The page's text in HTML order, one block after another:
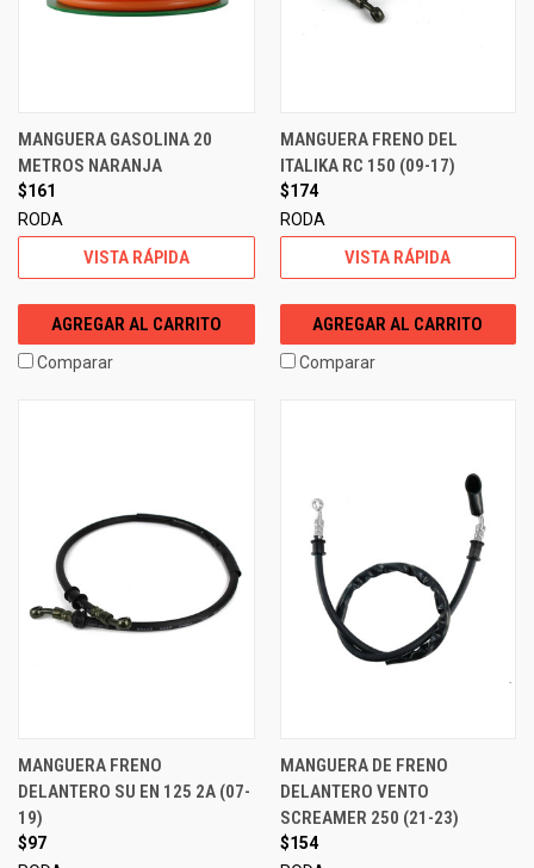
MANGUERA GASOLINA 20
METROS NARANJA
$161
RODA
VISTA RÁPIDA
AGREGAR AL CARRITO
Comparar
MANGUERA FRENO DEL
ITALIKA RC 150 (09-17)
$174
RODA
VISTA RÁPIDA
AGREGAR AL CARRITO
Comparar
MANGUERA FRENO
DELANTERO SU EN 125 2A (07-
19)
$97
MANGUERA DE FRENO
DELANTERO VENTO
SCREAMER 250 (21-23)
$154